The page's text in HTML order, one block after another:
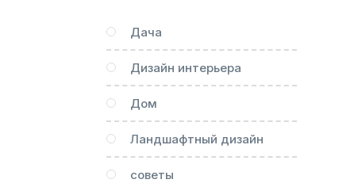
Дача
Дизайн интерьера
Дом
Ландшафтный дизайн
советы